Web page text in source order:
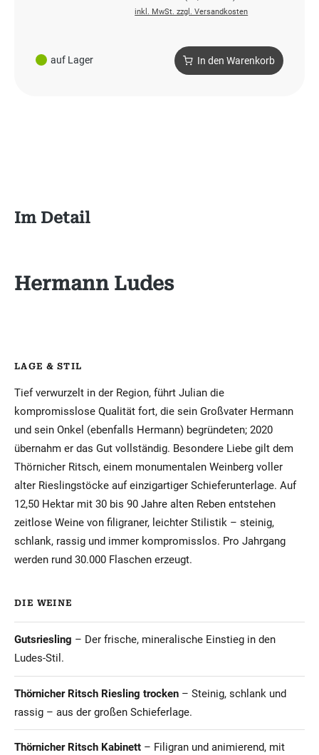
auf Lager
inkl. MwSt. zzgl. Versandkosten
In den Warenkorb
Im Detail
Hermann Ludes
LAGE & STIL
Tief verwurzelt in der Region, führt Julian die
kompromisslose Qualität fort, die sein Großvater Hermann
und sein Onkel (ebenfalls Hermann) begründeten; 2020
übernahm er das Gut vollständig. Besondere Liebe gilt dem
Thörnicher Ritsch, einem monumentalen Weinberg voller
alter Rieslingstöcke auf einzigartiger Schieferunterlage. Auf
12,50 Hektar mit 30 bis 90 Jahre alten Reben entstehen
zeitlose Weine von filigraner, leichter Stilistik – steinig,
schlank, rassig und immer kompromisslos. Pro Jahrgang
werden rund 30.000 Flaschen erzeugt.
DIE WEINE
Gutsriesling – Der frische, mineralische Einstieg in den
Ludes-Stil.
Thörnicher Ritsch Riesling trocken – Steinig, schlank und
rassig – aus der großen Schieferlage.
Thörnicher Ritsch Kabinett – Filigran und animierend, mit